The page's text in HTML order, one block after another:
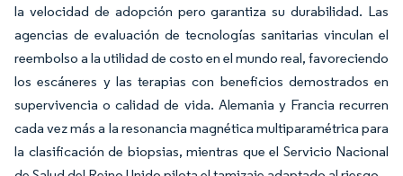
la velocidad de adopción pero garantiza su durabilidad. Las
agencias de evaluación de tecnologías sanitarias vinculan el
reembolso a la utilidad de costo en el mundo real, favoreciendo
los escáneres y las terapias con beneficios demostrados en
supervivencia o calidad de vida. Alemania y Francia recurren
cada vez más a la resonancia magnética multiparamétrica para
la clasificación de biopsias, mientras que el Servicio Nacional